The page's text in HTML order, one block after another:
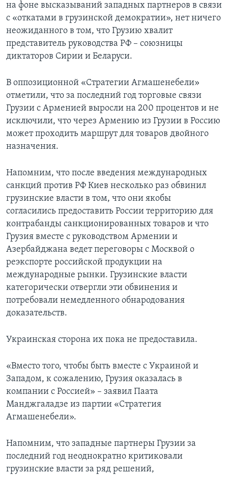
на фоне высказываний западных партнеров в связи
с «откатами в грузинской демократии», нет ничего
неожиданного в том, что Грузию хвалит
представитель руководства РФ – союзницы
диктаторов Сирии и Беларуси.
В оппозиционной «Стратегии Агмашенебели»
отметили, что за последний год торговые связи
Грузии с Арменией выросли на 200 процентов и не
исключили, что через Армению из Грузии в Россию
может проходить маршрут для товаров двойного
назначения.
Напомним, что после введения международных
санкций против РФ Киев несколько раз обвинил
грузинские власти в том, что они якобы
согласились предоставить России территорию для
контрабанды санкционированных товаров и что
Грузия вместе с руководством Армении и
Азербайджана ведет переговоры с Москвой о
реэкспорте российской продукции на
международные рынки. Грузинские власти
категорически отвергли эти обвинения и
потребовали немедленного обнародования
доказательств.
Украинская сторона их пока не предоставила.
«Вместо того, чтобы быть вместе с Украиной и
Западом, к сожалению, Грузия оказалась в
компании с Россией» – заявил Паата
Манджгаладзе из партии «Стратегия
Агмашенебели».
Напомним, что западные партнеры Грузии за
последний год неоднократно критиковали
грузинские власти за ряд решений,